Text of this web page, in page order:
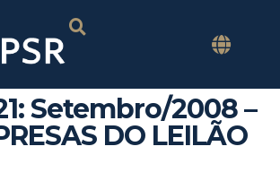
Setembro/2008 –
DO LEILÃO